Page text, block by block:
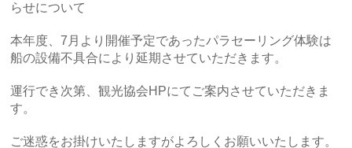
らせについて
本年度、7月より開催予定であったパラセーリング体験は
船の設備不具合により延期させていただきます。
運行でき次第、観光協会HPにてご案内させていただきま
す。
ご迷惑をお掛けいたしますがよろしくお願いいたします。